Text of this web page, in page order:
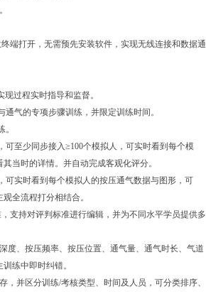
端打开，无需预先安装软件，实现无线连接和数据通
过程实时指导和监督。
气的专项步骤训练，并限定训练时间。
可至少同步接入≥100个模拟人，可实时看到每个模
当时的详情。并自动完成客观化评分。
可实时看到每个模拟人的按压通气数据与图形，可
全流程打分相结合。
支持对评判标准进行编辑，并为不同水平学员提供多
度、按压频率、按压位置、通气量、通气时长、气道
练中即时纠错。
，并区分训练/考核类型、时间及人员，可分类排序、